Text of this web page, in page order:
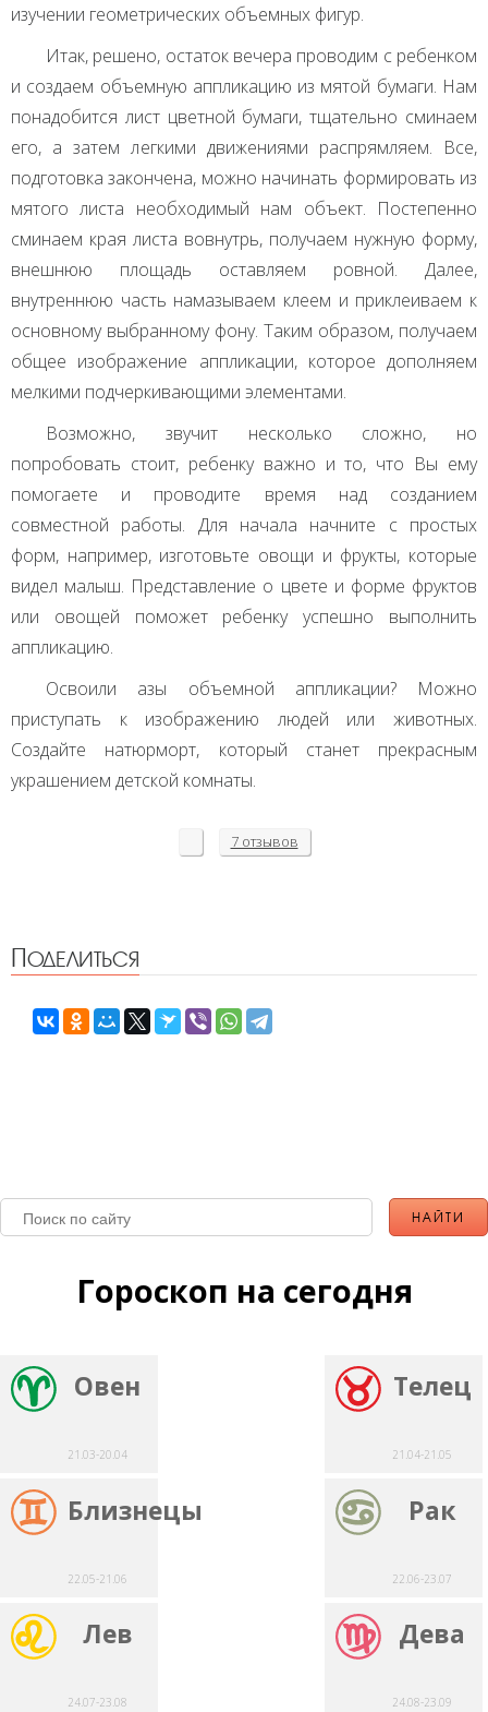
изучении геометрических объемных фигур.
Итак, решено, остаток вечера проводим с ребенком
и создаем объемную аппликацию из мятой бумаги. Нам
понадобится лист цветной бумаги, тщательно сминаем
его, а затем легкими движениями распрямляем. Все,
подготовка закончена, можно начинать формировать из
мятого листа необходимый нам объект. Постепенно
сминаем края листа вовнутрь, получаем нужную форму,
внешнюю площадь оставляем ровной. Далее,
внутреннюю часть намазываем клеем и приклеиваем к
основному выбранному фону. Таким образом, получаем
общее изображение аппликации, которое дополняем
мелкими подчеркивающими элементами.
Возможно, звучит несколько сложно, но
попробовать стоит, ребенку важно и то, что Вы ему
помогаете и проводите время над созданием
совместной работы. Для начала начните с простых
форм, например, изготовьте овощи и фрукты, которые
видел малыш. Представление о цвете и форме фруктов
или овощей поможет ребенку успешно выполнить
аппликацию.
Освоили азы объемной аппликации? Можно
приступать к изображению людей или животных.
Создайте натюрморт, который станет прекрасным
украшением детской комнаты.
7 отзывов
Поделиться
Гороскоп на сегодня
Овен
21.03-20.04
Телец
21.04-21.05
Близнецы
22.05-21.06
Рак
22.06-23.07
Лев
24.07-23.08
Дева
24.08-23.09